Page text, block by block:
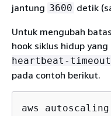
jantung 3600 detik
Untuk mengubah
hook siklus hidup
heartbeat-timeout
pada contoh berikut.
aws